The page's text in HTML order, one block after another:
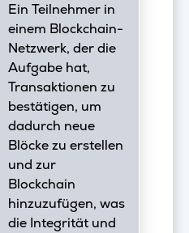
Ein Teilnehmer in
einem Blockchain-
Netzwerk, der die
Aufgabe hat,
Transaktionen zu
bestätigen, um
dadurch neue
Blöcke zu erstellen
und zur
Blockchain
hinzuzufügen, was
die Integrität und